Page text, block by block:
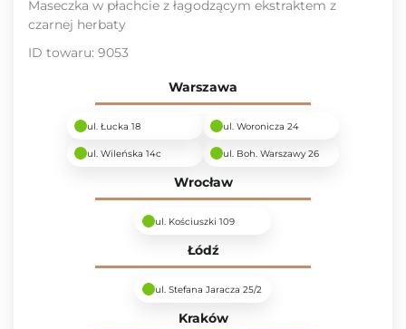
Maseczka w płachcie z łagodzącym ekstraktem z
czarnej herbaty
ID towaru: 9053
Warszawa
ul. Łucka 18 ul. Woronicza 24
ul. Wileńska 14c ul. Boh. Warszawy 26
Wrocław
ul. Kościuszki 109
Łódź
ul. Stefana Jaracza 25/2
Kraków